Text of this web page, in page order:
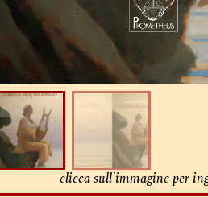
clicca sull'immagine per